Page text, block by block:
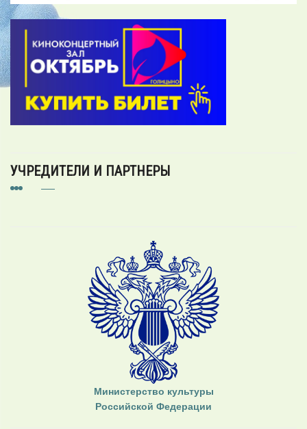
УЧРЕДИТЕЛИ И ПАРТНЕРЫ
Министерство культуры
Российской Федерации